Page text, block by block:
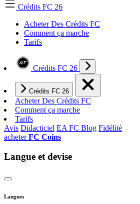
Crédits FC 26
Acheter Des Crédits FC
Comment ça marche
Tarifs
Crédits FC 26
Crédits FC 26
Acheter Des Crédits FC
Comment ça marche
Tarifs
Avis Didacticiel EA FC Blog Fidélité
acheterFC Coins
Langue et devise
Langues